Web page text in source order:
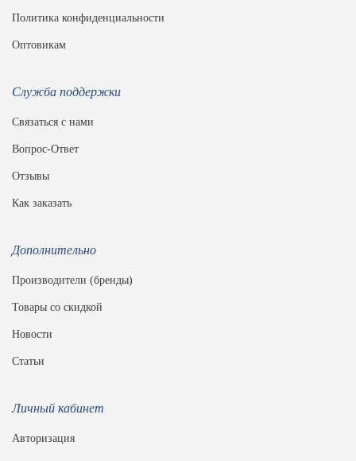
Политика конфиденциальности
Оптовикам
Служба поддержки
Связаться с нами
Вопрос-Ответ
Отзывы
Как заказать
Дополнительно
Производители (бренды)
Товары со скидкой
Новости
Статьи
Личный кабинет
Авторизация